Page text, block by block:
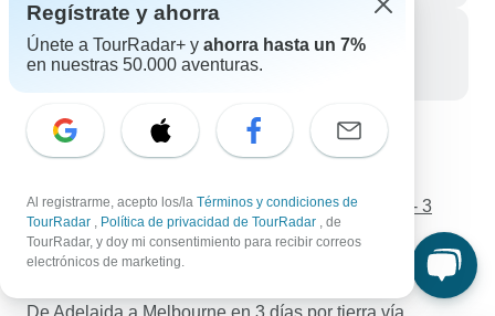
Llámanos
+34 933 938 984
Descubre TourRadar
Minicrucero de Split a Dubrovnik (Premium Plus) - 3
días
Viajes a Marruecos en 6 días desde Casablanca
Regístrate y ahorra
Únete a TourRadar+ y ahorra hasta un 7%
en nuestras 50.000 aventuras.
Al registrarme, acepto los/la Términos y condiciones de
TourRadar , Política de privacidad de TourRadar , de
TourRadar, y doy mi consentimiento para recibir correos
electrónicos de marketing.